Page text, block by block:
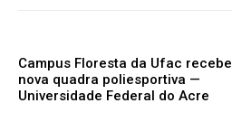
Campus Floresta da Ufac recebe
nova quadra poliesportiva —
Universidade Federal do Acre